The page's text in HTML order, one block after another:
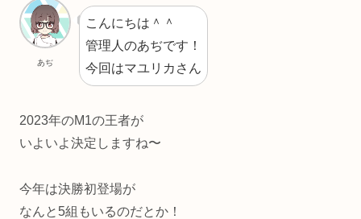
あぢ
こんにちは＾＾
管理人のあぢです！
今回はマユリカさん
2023年のM1の王者が
いよいよ決定しますね〜
今年は決勝初登場が
なんと5組もいるのだとか！